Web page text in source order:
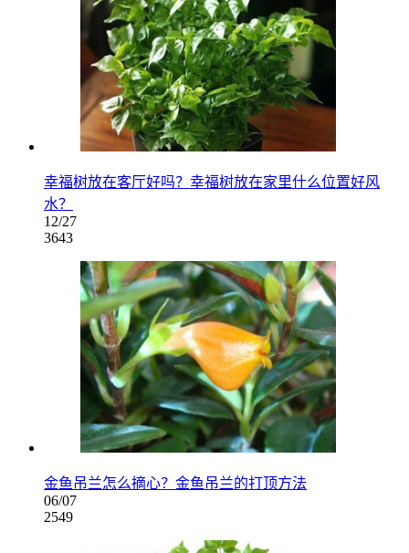
幸福树放在客厅好吗？幸福树放在家里什么位置好风
水？
12/27
3643
金鱼吊兰怎么摘心？金鱼吊兰的打顶方法
06/07
2549